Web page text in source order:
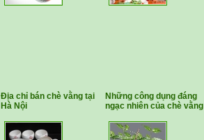
Địa chỉ bán chè vằng tại
Hà Nội
Những công dụng đáng
ngạc nhiên của chè vằng